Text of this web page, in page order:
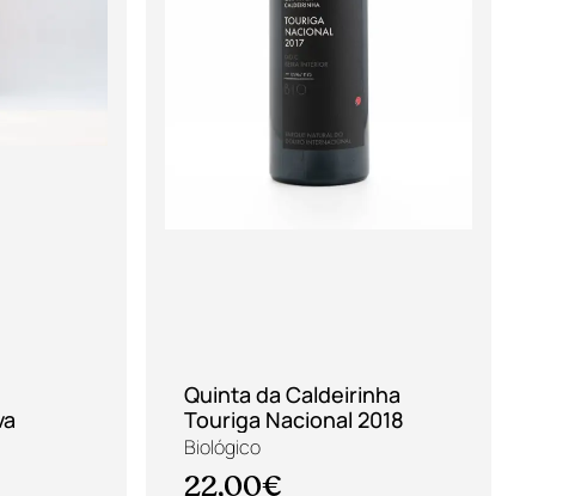
Quinta da Caldeirinha
Touriga Nacional 2018
Biológico
22,00€